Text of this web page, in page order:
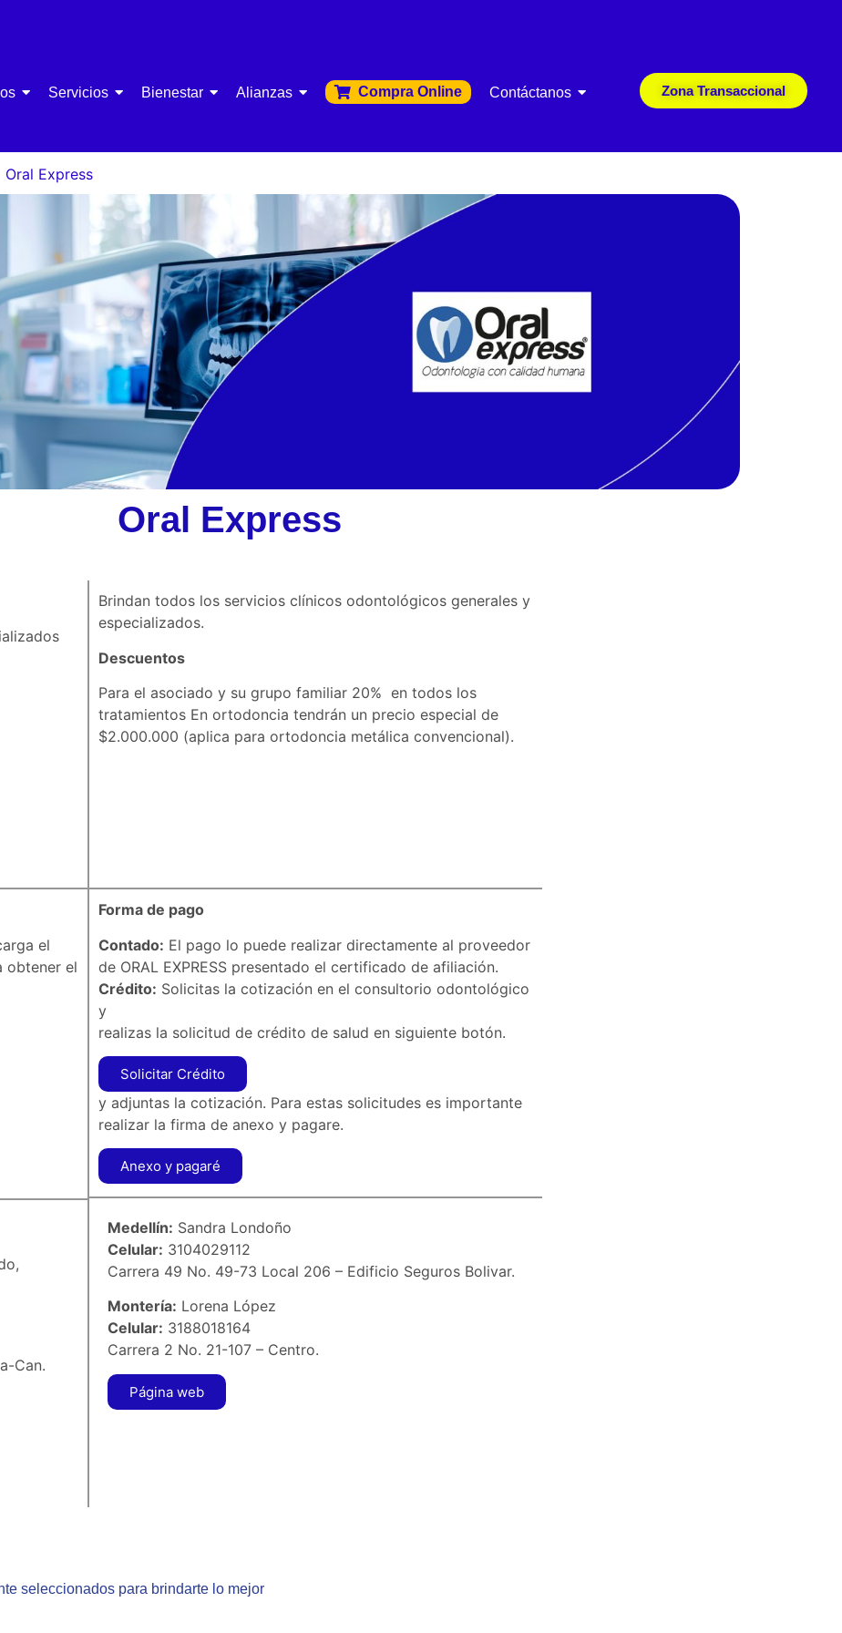
Servicios Bienestar Alianzas Compra Online Contáctanos Zona Transaccional
Oral Express
Oral Express
Brindan todos los servicios clínicos odontológicos generales y
especializados.
Descuentos
Para el asociado y su grupo familiar 20% en todos los
tratamientos En ortodoncia tendrán un precio especial de
$2.000.000 (aplica para ortodoncia metálica convencional).
el
obtener el
Forma de pago
Contado: El pago lo puede realizar directamente al proveedor
de ORAL EXPRESS presentado el certificado de afiliación.
Crédito: Solicitas la cotización en el consultorio odontológico
y
realizas la solicitud de crédito de salud en siguiente botón.
Solicitar Crédito
y adjuntas la cotización. Para estas solicitudes es importante
realizar la firma de anexo y pagare.
Anexo y pagaré
Can.
Medellín: Sandra Londoño
Celular: 3104029112
Carrera 49 No. 49-73 Local 206 – Edificio Seguros Bolivar.
Montería: Lorena López
Celular: 3188018164
Carrera 2 No. 21-107 – Centro.
Página web
seleccionados para brindarte lo mejor